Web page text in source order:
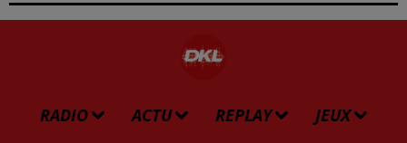
RADIO ACTU REPLAY
JEUX